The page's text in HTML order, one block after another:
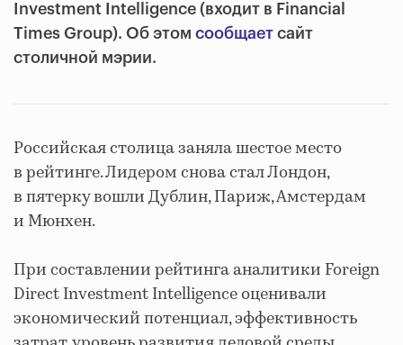
Investment Intelligence (входит в Financial
Times Group). Об этом сообщает сайт
столичной мэрии.
Российская столица заняла шестое место
в рейтинге. Лидером снова стал Лондон,
в пятерку вошли Дублин, Париж, Амстердам
и Мюнхен.
При составлении рейтинга аналитики Foreign
Direct Investment Intelligence оценивали
экономический потенциал, эффективность